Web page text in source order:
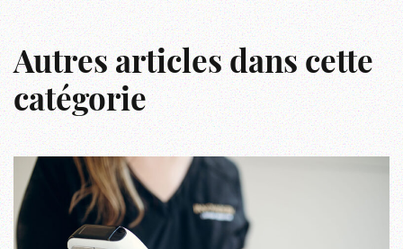
Autres articles dans cette
catégorie